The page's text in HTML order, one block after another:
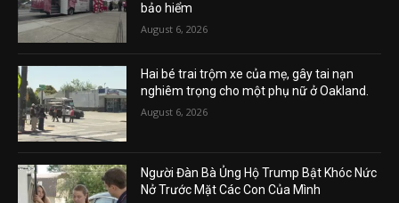
bảo hiểm
August 6, 2026
Hai bé trai trộm xe của mẹ, gây tai nạn
nghiêm trọng cho một phụ nữ ở Oakland.
August 6, 2026
Người Đàn Bà Ủng Hộ Trump Bật Khóc Nức
Nở Trước Mặt Các Con Của Mình